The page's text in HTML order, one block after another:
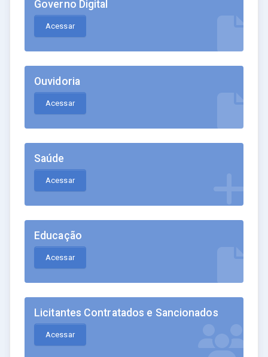
Governo Digital
Acessar
Ouvidoria
Acessar
Saúde
Acessar
Educação
Acessar
Licitantes Contratados e Sancionados
Acessar